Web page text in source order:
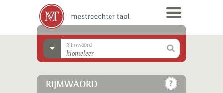
Rijmwäörd
RIJMWÄÖRD